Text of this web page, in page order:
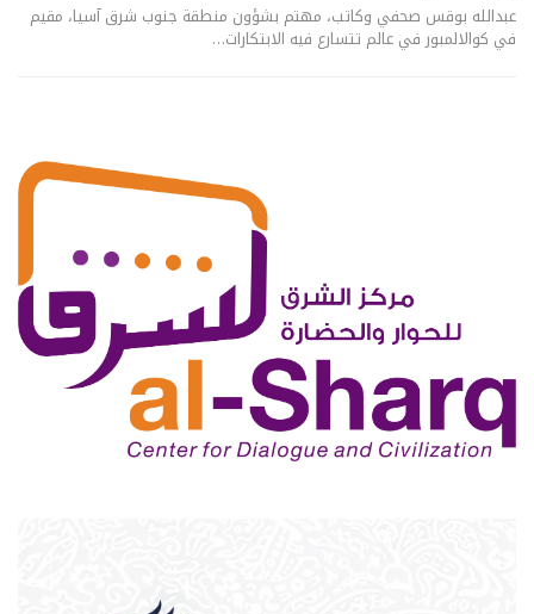
عبدالله بوقس صحفي وكاتب، مهتم بشؤون منطقة جنوب شرق آسيا، مقيم
في كوالالمبور في عالم تتسارع فيه الابتكارات…